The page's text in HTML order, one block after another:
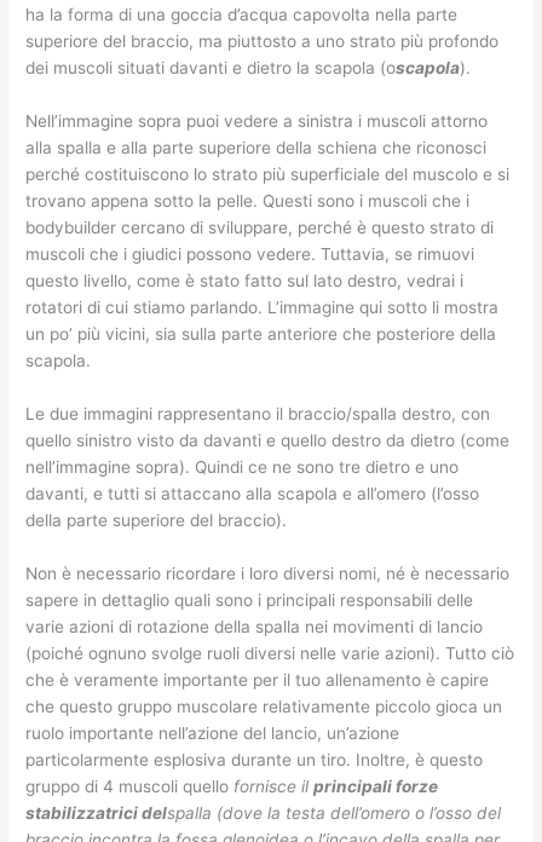
ha la forma di una goccia d’acqua capovolta nella parte
superiore del braccio, ma piuttosto a uno strato più profondo
dei muscoli situati davanti e dietro la scapola (oscapola).
Nell’immagine sopra puoi vedere a sinistra i muscoli attorno
alla spalla e alla parte superiore della schiena che riconosci
perché costituiscono lo strato più superficiale del muscolo e si
trovano appena sotto la pelle. Questi sono i muscoli che i
bodybuilder cercano di sviluppare, perché è questo strato di
muscoli che i giudici possono vedere. Tuttavia, se rimuovi
questo livello, come è stato fatto sul lato destro, vedrai i
rotatori di cui stiamo parlando. L’immagine qui sotto li mostra
un po’ più vicini, sia sulla parte anteriore che posteriore della
scapola.
Le due immagini rappresentano il braccio/spalla destro, con
quello sinistro visto da davanti e quello destro da dietro (come
nell’immagine sopra). Quindi ce ne sono tre dietro e uno
davanti, e tutti si attaccano alla scapola e all’omero (l’osso
della parte superiore del braccio).
Non è necessario ricordare i loro diversi nomi, né è necessario
sapere in dettaglio quali sono i principali responsabili delle
varie azioni di rotazione della spalla nei movimenti di lancio
(poiché ognuno svolge ruoli diversi nelle varie azioni). Tutto ciò
che è veramente importante per il tuo allenamento è capire
che questo gruppo muscolare relativamente piccolo gioca un
ruolo importante nell’azione del lancio, un’azione
particolarmente esplosiva durante un tiro. Inoltre, è questo
gruppo di 4 muscoli quello fornisce ilprincipali forze
stabilizzatrici delspalla (dove la testa dell’omero o l’osso del